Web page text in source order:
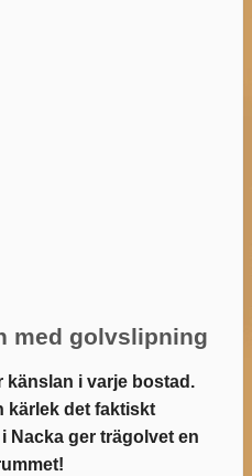
med golvslipning
känslan i varje bostad.
kärlek det faktiskt
Nacka ger trägolvet en